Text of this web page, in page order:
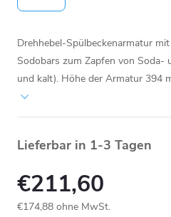
Drehhebel-Spülbeckenarmatur
Sodobars zum Zapfen von Soda-
und kalt). Höhe der Armatur 394
Lieferbar in 1-3 Tagen
€211,60
€174,88 ohne MwSt.